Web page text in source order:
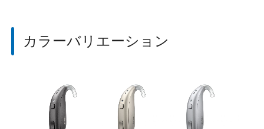
カラーバリエーション